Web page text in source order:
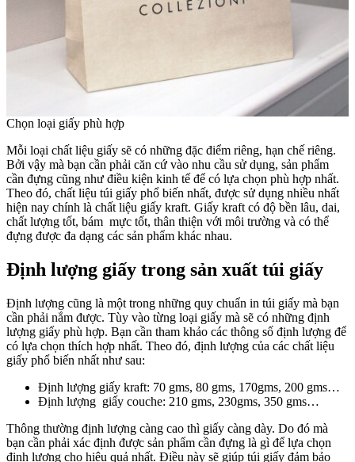
Chọn loại giấy phù hợp
Mỗi loại chất liệu giấy sẽ có những đặc điểm riêng, hạn chế riêng.
Bởi vậy mà bạn cần phải căn cứ vào nhu cầu sử dụng, sản phẩm
cần đựng cũng như điều kiện kinh tế để có lựa chọn phù hợp nhất.
Theo đó, chất liệu túi giấy phổ biến nhất, được sử dụng nhiều nhất
hiện nay chính là chất liệu giấy kraft. Giấy kraft có độ bền lâu, dai,
chất lượng tốt, bám mực tốt, thân thiện với môi trường và có thể
đựng được đa dạng các sản phẩm khác nhau.
Định lượng giấy trong sản xuất túi giấy
Định lượng cũng là một trong những quy chuẩn in túi giấy mà bạn
cần phải nắm được. Tùy vào từng loại giấy mà sẽ có những định
lượng giấy phù hợp. Bạn cần tham khảo các thông số định lượng để
có lựa chọn thích hợp nhất. Theo đó, định lượng của các chất liệu
giấy phổ biến nhất như sau:
Định lượng giấy kraft: 70 gms, 80 gms, 170gms, 200 gms…
Định lượng giấy couche: 210 gms, 230gms, 350 gms…
Thông thường định lượng càng cao thì giấy càng dày. Do đó mà
bạn cần phải xác định được sản phẩm cần đựng là gì để lựa chọn
định lượng cho hiệu quả nhất. Điều này sẽ giúp túi giấy đảm bảo